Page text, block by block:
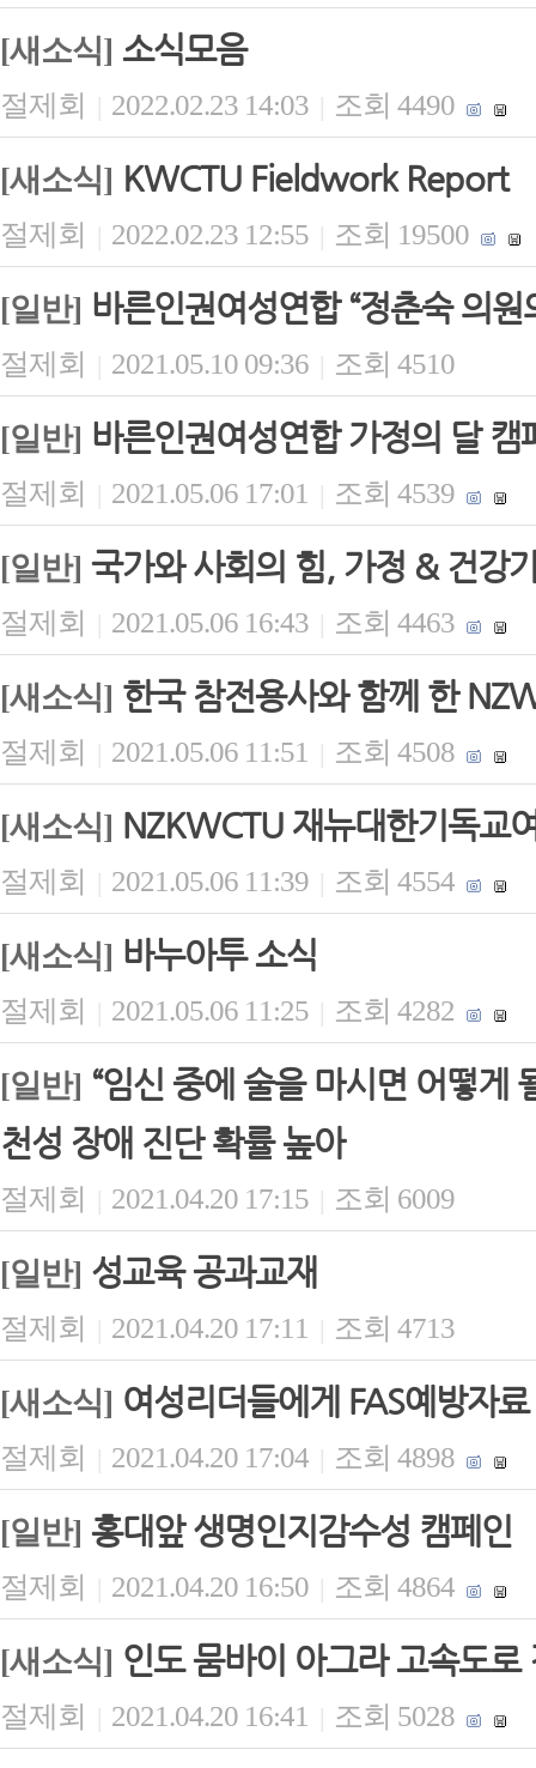
[새소식] 소식모음
절제회 | 2022.02.23 14:03 | 조회 4490
[새소식] KWCTU Fieldwork Report
절제회 | 2022.02.23 12:55 | 조회 19500
[일반] 바른인권여성연합 “정춘숙 의
절제회 | 2021.05.10 09:36 | 조회 4510
[일반] 바른인권여성연합 가정의 달
절제회 | 2021.05.06 17:01 | 조회 4539
[일반] 국가와 사회의 힘, 가정 & 건강
절제회 | 2021.05.06 16:43 | 조회 4463
[새소식] 한국 참전용사와 함께 한
절제회 | 2021.05.06 11:51 | 조회 4508
[새소식] NZKWCTU 재뉴대한기독교
절제회 | 2021.05.06 11:39 | 조회 4554
[새소식] 바누아투 소식
절제회 | 2021.05.06 11:25 | 조회 4282
[일반] “임신 중에 술을 마시면 어떻게
천성 장애 진단 확률 높아
절제회 | 2021.04.20 17:15 | 조회 6009
[일반] 성교육 공과교재
절제회 | 2021.04.20 17:11 | 조회 4713
[새소식] 여성리더들에게 FAS예방자
절제회 | 2021.04.20 17:04 | 조회 4898
[일반] 홍대앞 생명인지감수성 캠페인
절제회 | 2021.04.20 16:50 | 조회 4864
[새소식] 인도 뭄바이 아그라 고속도
절제회 | 2021.04.20 16:41 | 조회 5028